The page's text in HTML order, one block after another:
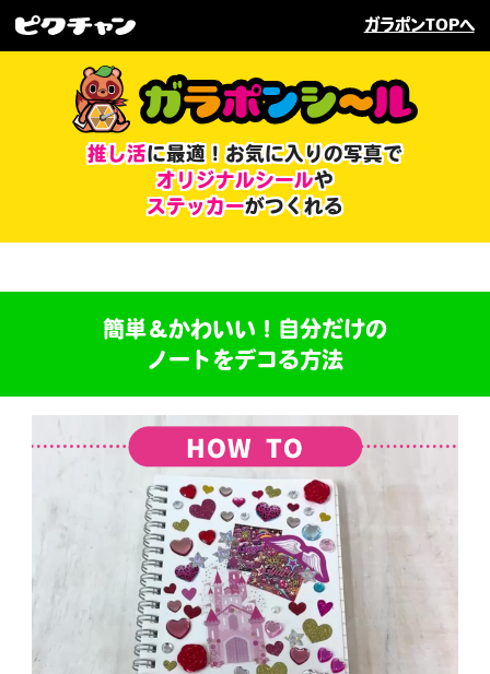
ガラポンTOPへ
推し活に最適！お気に入りの写真で
オリジナルシールや
ステッカーがつくれる
簡単＆かわいい！ 自分だけの
ノートをデコる方法